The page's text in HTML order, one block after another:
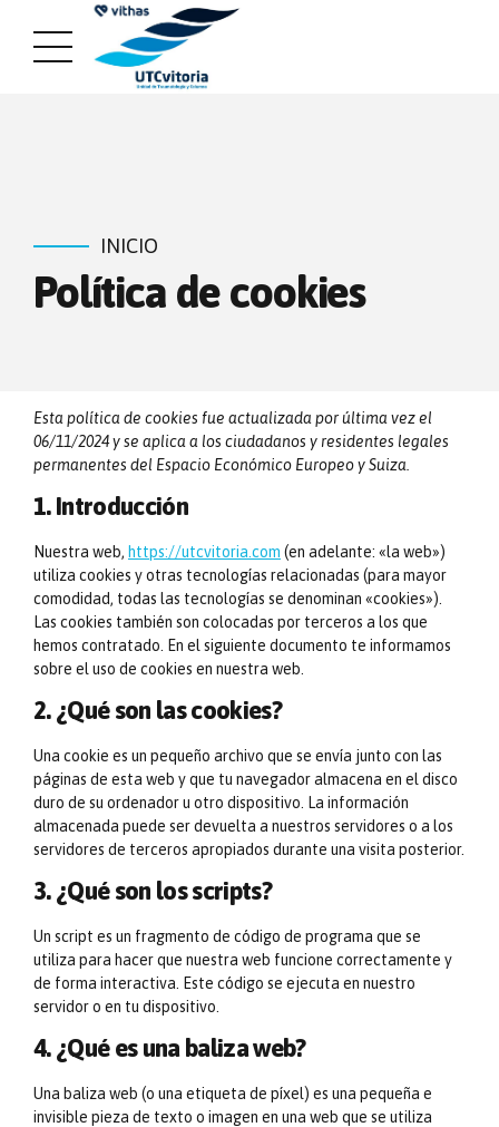
INICIO
Política de cookies
Esta política de cookies fue actualizada por última vez el
06/11/2024 y se aplica a los ciudadanos y residentes legales
permanentes del Espacio Económico Europeo y Suiza.
1. Introducción
Nuestra web, https://utcvitoria.com (en adelante: «la web»)
utiliza cookies y otras tecnologías relacionadas (para mayor
comodidad, todas las tecnologías se denominan «cookies»).
Las cookies también son colocadas por terceros a los que
hemos contratado. En el siguiente documento te informamos
sobre el uso de cookies en nuestra web.
2. ¿Qué son las cookies?
Una cookie es un pequeño archivo que se envía junto con las
páginas de esta web y que tu navegador almacena en el disco
duro de su ordenador u otro dispositivo. La información
almacenada puede ser devuelta a nuestros servidores o a los
servidores de terceros apropiados durante una visita posterior.
3. ¿Qué son los scripts?
Un script es un fragmento de código de programa que se
utiliza para hacer que nuestra web funcione correctamente y
de forma interactiva. Este código se ejecuta en nuestro
servidor o en tu dispositivo.
4. ¿Qué es una baliza web?
Una baliza web (o una etiqueta de píxel) es una pequeña e
invisible pieza de texto o imagen en una web que se utiliza